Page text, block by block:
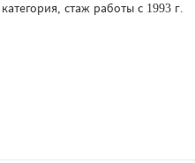
стаж работы с 1993 г.